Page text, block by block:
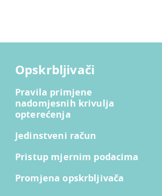
Opskrbljivači
Pravila primjene
nadomjesnih krivulja
opterećenja
Jedinstveni račun
Pristup mjernim podacima
Promjena opskrbljivača